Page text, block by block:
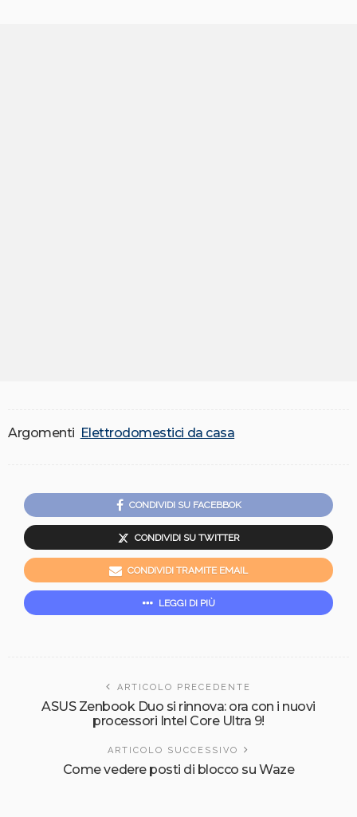
Argomenti Elettrodomestici da casa
CONDIVIDI SU FACEBBOK
CONDIVIDI SU TWITTER
CONDIVIDI TRAMITE EMAIL
LEGGI DI PIÙ
ARTICOLO PRECEDENTE
ASUS Zenbook Duo si rinnova: ora con i nuovi
processori Intel Core Ultra 9!
ARTICOLO SUCCESSIVO
Come vedere posti di blocco su Waze